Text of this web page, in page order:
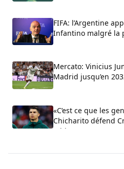
FIFA: l’Argentine
Infantino malgré la
Mercato: Vinicius
Madrid jusqu’en
«C’est ce que les
Chicharito défend
critiques sur son